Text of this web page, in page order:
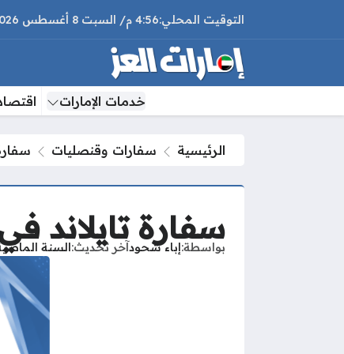
4:56 م السبت 8 أغسطس 2026
خدمات الإمارات
الرئيسية سفارات وقنصليات
سفارة تايلاند
بواسطة إباء شحودآخر تحديث السنة